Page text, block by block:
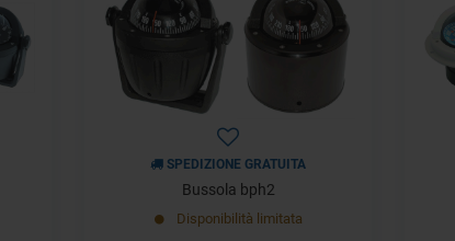
SPEDIZIONE GRATUITA
Bussola bph2
Disponibilità limitata